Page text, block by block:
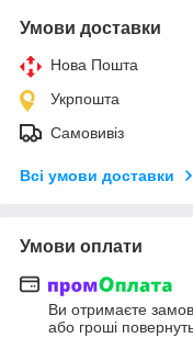
Умови доставки
Нова Пошта
Укрпошта
Самовивіз
Всі умови доставки
Умови оплати
Ви отримаєте
або гроші